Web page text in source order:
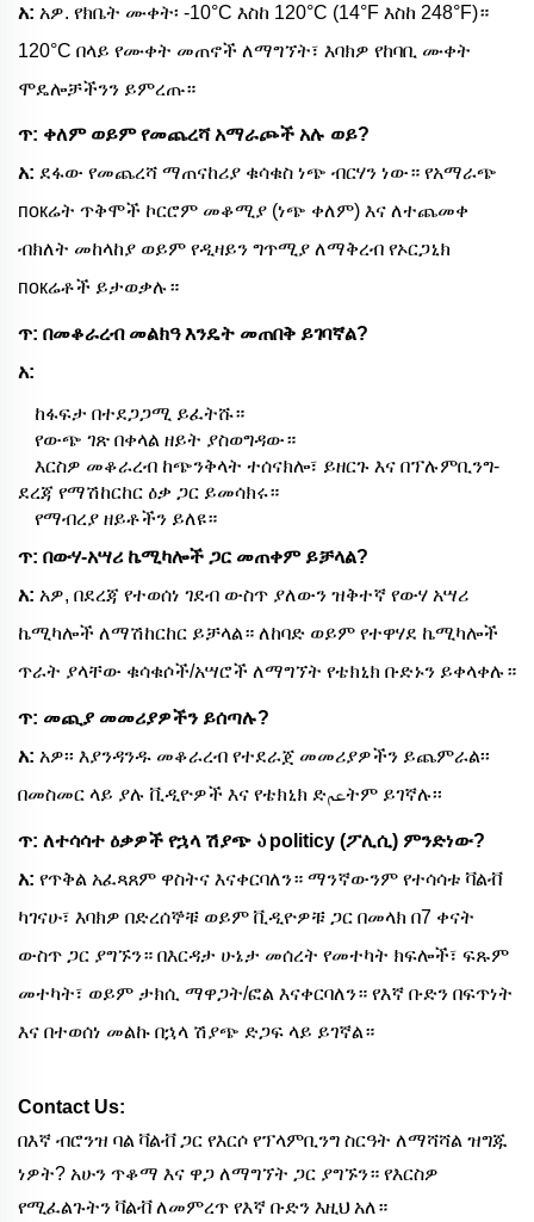
አ: አዎ. የክቤት ሙቀት፡ -10°C እስከ 120°C (14°F እስከ 248°F)።
120°C በላይ የሙቀት መጠኖች ለማግኘት፣ እባክዎ የከባቢ ሙቀት
ሞዴሎቻችንን ይምረጡ።
ጥ: ቀለም ወይም የመጨረሻ አማራጮች አሉ ወይ?
አ: ደፋው የመጨረሻ ማጠናከሪያ ቁሳቁስ ነጭ ብርሃን ነው። የአማራጭ
покሬት ጥቅሞች ኮርሮም መቆሚያ (ነጭ ቀለም) እና ለተጨመቀ
ብክለት መከላከያ ወይም የዲዛይን ግጥሚያ ለማቅረብ የኦርጋኒክ
покሬቶች ይታወቃሉ።
ጥ: በመቆራረብ መልክዓ እንዴት መጠበቅ ይገባኛል?
አ:
ከፋፍታ በተደጋጋሚ ይፈትሹ።
የውጭ ገጽ በቀላል ዘይት ያስወግዳው።
እርስዎ መቆራረብ ከጭንቅላት ተሰናክሎ፣ ይዘርጉ እና በፕሉምቢንግ-
ደረጃ የማሽከርከር ዕቃ ጋር ይመሳክሩ።
የማብረያ ዘይቶችን ይለዩ።
ጥ: በውሃ-አሣሪ ኬሚካሎች ጋር መጠቀም ይቻላል?
አ: አዎ, በደረጃ የተወሰነ ገደብ ውስጥ ያለውን ዝቅተኛ የውሃ አሣሪ
ኬሚካሎች ለማሽከርከር ይቻላል። ለከባድ ወይም የተዋሃደ ኬሚካሎች
ጥራት ያላቸው ቁሳቁሶች/አሣሮች ለማግኘት የቴክኒክ ቡድኑን ይቀላቀሉ።
ጥ: መጪያ መመሪያዎችን ይሰጣሉ?
አ: አዎ፡፡ እያንዳንዱ መቆራረብ የተደራጀ መመሪያዎችን ይጨምራል፡፡
በመስመር ላይ ያሉ ቪዲዮዎች እና የቴክኒክ ድعمትም ይገኛሉ፡፡
ጥ: ለተሳሳተ ዕቃዎች የኋላ ሽያጭ Ⴀ politicy (ፖሊሲ) ምንድነው?
አ: የጥቅል አፈጻጸም ዋስትና እናቀርባለን። ማንኛውንም የተሳሳቱ ቫልቭ
ካገናሁ፣ እባክዎ በድረሰኞቹ ወይም ቪዲዮዎቹ ጋር በመላክ በ7 ቀናት
ውስጥ ጋር ያግኙን። በእርዳታ ሁኔታ መሰረት የመተካት ክፍሎች፣ ፍጹም
መተካት፣ ወይም ታክሲ ማዋጋት/ፎል እናቀርባለን። የእኛ ቡድን በፍጥነት
እና በተወሰነ መልኩ በኋላ ሽያጭ ድጋፍ ላይ ይገኛል።
Contact Us:
በእኛ ብሮንዝ ባል ቫልቭ ጋር የእርሶ የፕላምቢንግ ስርዓት ለማሻሻል ዝግጁ
ነዎት? አሁን ጥቆማ እና ዋጋ ለማግኘት ጋር ያግኙን። የእርስዎ
የሚፈልጉትን ቫልቭ ለመምረጥ የእኛ ቡድን እዚህ አለ።